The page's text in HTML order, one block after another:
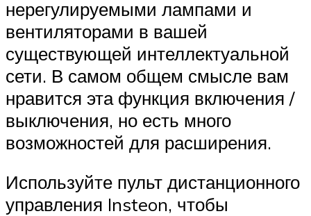
нерегулируемыми лампами и
вентиляторами в вашей
существующей интеллектуальной
сети. В самом общем смысле вам
нравится эта функция включения /
выключения, но есть много
возможностей для расширения.
Используйте пульт дистанционного
управления Insteon, чтобы